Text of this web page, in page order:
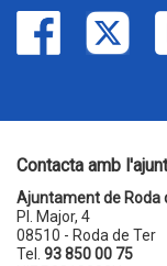
Contacta amb
Ajuntament de Roda
Pl. Major, 4
08510 - Roda de Ter
Tel. 93 850 00 75